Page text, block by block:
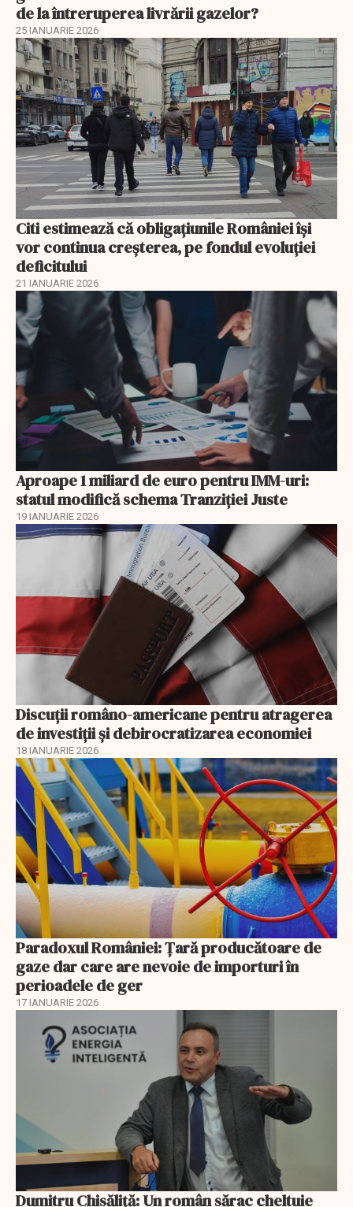
de la întreruperea livrării gazelor?
25 IANUARIE 2026
Citi estimează că obligațiunile României își
vor continua creșterea, pe fondul evoluției
deficitului
21 IANUARIE 2026
Aproape 1 miliard de euro pentru IMM-uri:
statul modifică schema Tranziției Juste
19 IANUARIE 2026
Discuţii româno-americane pentru atragerea
de investiţii şi debirocratizarea economiei
18 IANUARIE 2026
Paradoxul României: Ţară producătoare de
gaze dar care are nevoie de importuri în
perioadele de ger
17 IANUARIE 2026
Dumitru Chisăliţă: Un român sărac cheltuie